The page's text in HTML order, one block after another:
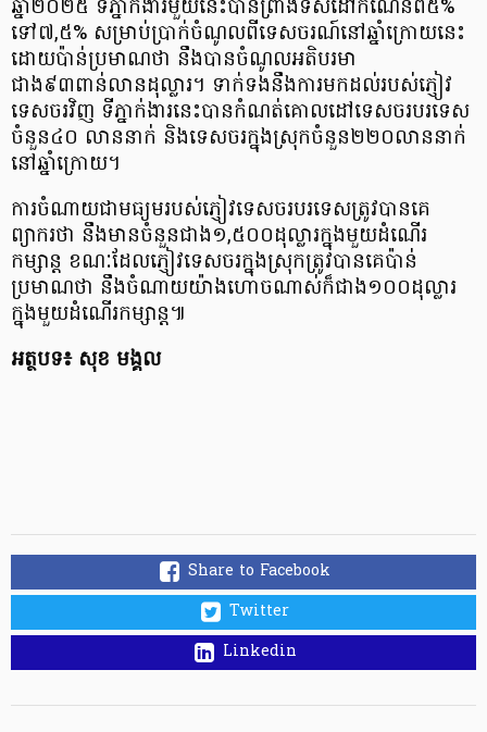
ឆ្នាំ២០២៥ ទីភ្នាក់ងារមួយនេះបានព្រាងទិសដៅកំណើនពី៥%
ទៅ៧,៥% សម្រាប់ប្រាក់ចំណូលពីទេសចរណ៍នៅឆ្នាំក្រោយនេះ
ដោយប៉ាន់ប្រមាណថា នឹងបានចំណូលអតិបរមា
ជាង៩៣ពាន់លានដុល្លារ។ ទាក់ទងនឹងការមកដល់របស់ភ្ញៀវ
ទេសចរវិញ ទីភ្នាក់ងារនេះបានកំណត់គោលដៅទេសចរបរទេស
ចំនួន៤០ លាននាក់ និងទេសចរក្នុងស្រុកចំនួន២២០លាននាក់
នៅឆ្នាំក្រោយ។
ការចំណាយជាមធ្យមរបស់ភ្ញៀវទេសចរបរទេសត្រូវបានគេ
ព្យាករថា នឹងមានចំនួនជាង១,៥០០ដុល្លារក្នុងមួយដំណើរ
កម្សាន្ត ខណៈដែលភ្ញៀវទេសចរក្នុងស្រុកត្រូវបានគេប៉ាន់
ប្រមាណថា នឹងចំណាយយ៉ាងហោចណាស់ក៏ជាង១០០ដុល្លារ
ក្នុងមួយដំណើរកម្សាន្ត៕
អត្ថបទ៖ សុខ មង្គល
Share to Facebook
Twitter
Linkedin